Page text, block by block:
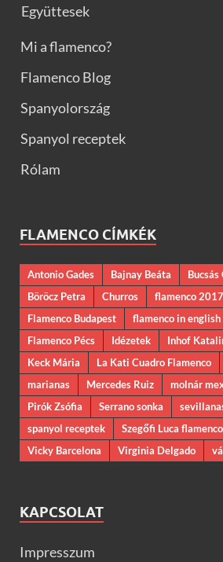
Együttesek
Mi a flamenco?
Flamenco Blog
Spanyolország
Spanyol receptek
Rólam
FLAMENCO CÍMKÉK
Antonio Gades Bajnay Beáta Bucsás
Böröcz Petra
Churros flamenco 2017
Flamenco Budapest
flamenco in english
Flamenco Pécs
Idézetek Inhof
Keck Mária
La Kati Cuadro Flamenco
marianas
Mercedes Ruiz molnár
Pirók Zsófia
Serrano sonka
spanyol receptek
Szegőfi Luca
Vicky Barcelona
Virginia Delgado
KAPCSOLAT
Impresszum